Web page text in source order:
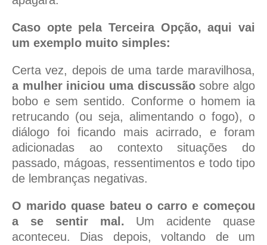
Caso opte pela Terceira Opção, aqui vai
um exemplo muito simples:
Certa vez, depois de uma tarde maravilhosa,
a mulher iniciou uma discussãosobre algo
bobo e sem sentido. Conforme o homem ia
retrucando (ou seja, alimentando o fogo), o
diálogo foi ficando mais acirrado, e foram
adicionadas ao contexto situações do
passado, mágoas, ressentimentos e todo tipo
de lembranças negativas.
O marido quase bateu o carro e começou
a se sentir mal. Um acidente quase
aconteceu. Dias depois, voltando de um